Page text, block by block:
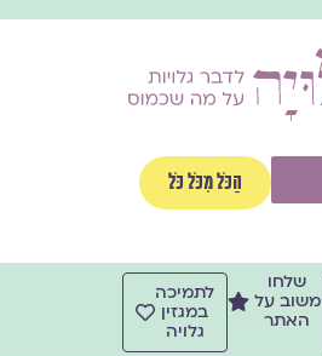
הַכֹּל מִכֹּל כֹּל
שלחו
משוב על
האתר
לתמיכה
במגזין
גלויה